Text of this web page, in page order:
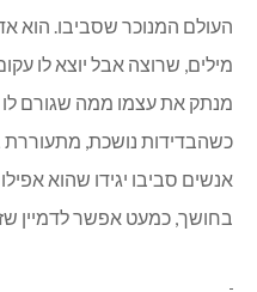
העולם המנוכר שסביבו. הוא
מילים, שרוצה אבל יוצא לו
מנתק את עצמו ממה שגורם
כשהבדידות נושכת, מתעוררת
אנשים סביבו יגידו שהוא
בחושך, כמעט אפשר לדמיין